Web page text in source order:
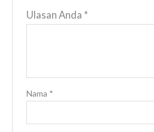
Ulasan Anda *
Nama *